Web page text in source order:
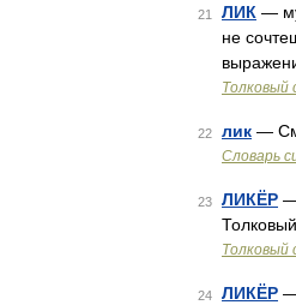
21 ЛИК —
не
Толковый
22 лик —
Словарь
23 ЛИКЁР —
Толковый
24 ЛИКЁР —